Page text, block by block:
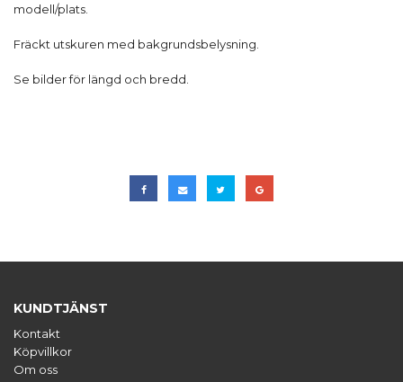
modell/plats.
Fräckt utskuren med bakgrundsbelysning.
Se bilder för längd och bredd.
KUNDTJÄNST
Kontakt
Köpvillkor
Om oss